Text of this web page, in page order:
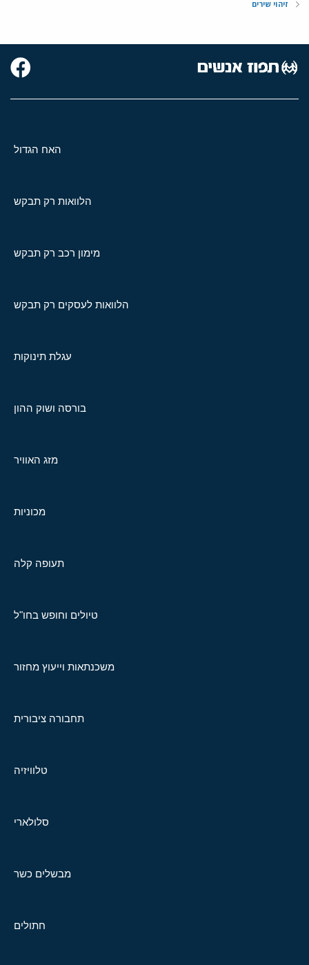
זיהוי שירים
האח הגדול
הלוואות רק תבקש
מימון רכב רק תבקש
הלוואות לעסקים רק תבקש
עגלת תינוקות
בורסה ושוק ההון
מזג האוויר
מכוניות
תעופה קלה
טיולים וחופש בחו"ל
משכנתאות וייעוץ מחזור
תחבורה ציבורית
טלוויזיה
סלולארי
מבשלים כשר
חתולים